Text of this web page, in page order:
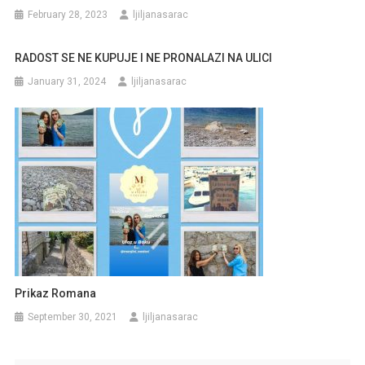
February 28, 2023 ljiljanasarac
RADOST SE NE KUPUJE I NE PRONALAZI NA ULICI
January 31, 2024 ljiljanasarac
Prikaz Romana
September 30, 2021 ljiljanasarac